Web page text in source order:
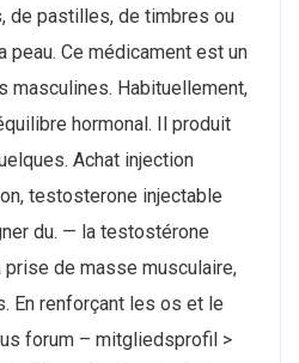
de pastilles, de timbres ou
Ce médicament est un
masculines. Habituellement,
hormonal. Il produit
Achat injection
testosterone injectable
du. — la testostérone
de masse musculaire,
En renforçant les os et le
forum – mitgliedsprofil >